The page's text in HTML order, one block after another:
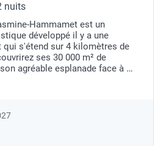
nuits
Hammamet est un
développé il y a une
qui s'étend sur 4 kilomètres de
ses 30 000 m² de
agréable esplanade face à la